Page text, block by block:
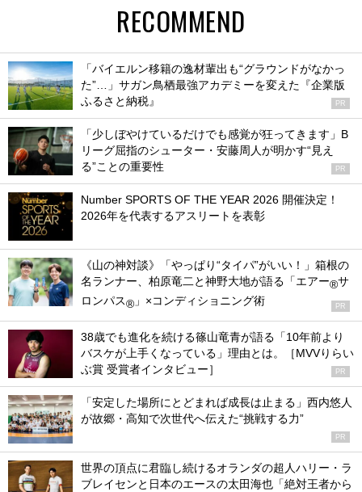
RECOMMEND
「バイエルン移籍の逸材輩出も“グラウンドがなかっ
た”…」サガン鳥栖最強アカデミーを変えた『企業版
ふるさと納税』
PR
「少しぼやけているだけでも感覚が狂ってきます」B
リーグ屈指のシューター・安藤周人が明かす“見え
る”ことの重要性
PR
Number SPORTS OF THE YEAR 2026 開催決定！
2026年を代表するアスリートを表彰
《山の神対談》「やっぱり“タイパ”がいい！」箱根の
名ランナー、柏原竜二と神野大地が語る「エアー®サ
ロンパス® 」×コンディショニング術 PR
38歳でも進化を続ける篠山竜青が語る「10年前より
バスケが上手くなっている」理由とは。［MVVりらい
ぶ賞 受賞者インタビュー］
PR
「安定した場所にとどまれば成長は止まる」西内悠人
が故郷・高知で次世代へ伝えた“挑戦する力”
PR
世界の頂点に君臨し続けるオランダの超人ハリー・ラ
ブレイセンと日本のエースの太田海也「絶対王者から